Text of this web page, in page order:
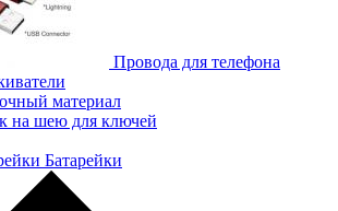
Провода для телефона
материал
на шею для ключей
Батарейки